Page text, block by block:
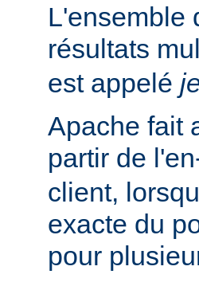
L'ensemble
résultats
est appelé
Apache fait
partir de
client,
exacte du
pour